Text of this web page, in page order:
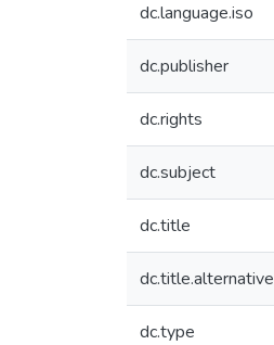
dc.language.iso
dc.publisher
dc.rights
dc.subject
dc.title
dc.title.alternative
dc.type